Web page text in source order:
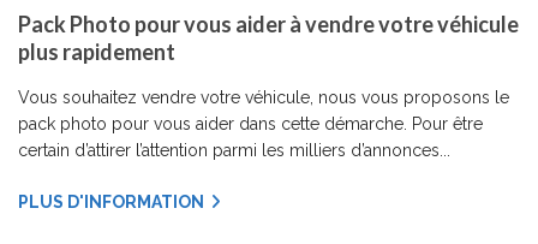
Pack Photo pour vous aider à vendre votre véhicule
plus rapidement
Vous souhaitez vendre votre véhicule, nous vous proposons le
pack photo pour vous aider dans cette démarche. Pour être
certain d’attirer l’attention parmi les milliers d’annonces...
PLUS D'INFORMATION